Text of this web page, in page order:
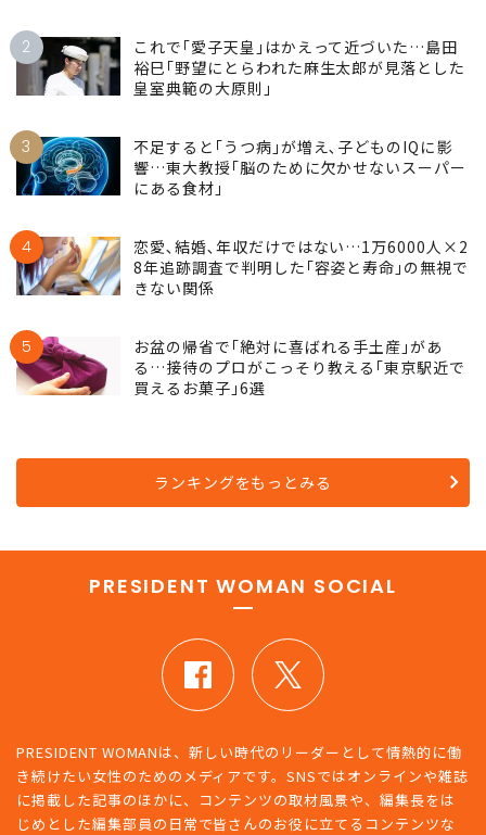
2
これで｢愛子天皇｣はかえって近づいた…島田
裕巳｢野望にとらわれた麻生太郎が見落とした
皇室典範の大原則｣
3
不足すると｢うつ病｣が増え､子どものIQに影
響…東大教授｢脳のために欠かせないスーパー
にある食材｣
4
恋愛､結婚､年収だけではない…1万6000人×2
8年追跡調査で判明した｢容姿と寿命｣の無視で
きない関係
5
お盆の帰省で｢絶対に喜ばれる手土産｣があ
る…接待のプロがこっそり教える｢東京駅近で
買えるお菓子｣6選
ランキングをもっとみる
PRESIDENT WOMAN SOCIAL
PRESIDENT WOMANは、新しい時代のリーダーとして情熱的に働
き続けたい女性のためのメディアです。SNSではオンラインや雑誌
に掲載した記事のほかに、コンテンツの取材風景や、編集長をは
じめとした編集部員の日常で皆さんのお役に立てるコンテンツな